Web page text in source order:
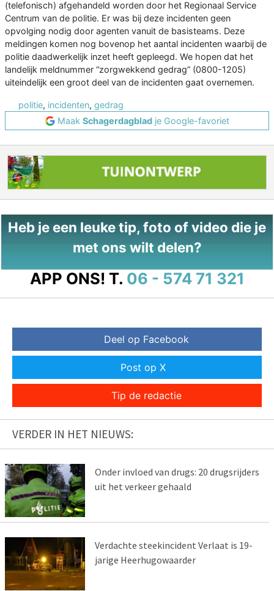
(telefonisch) afgehandeld worden door het Regionaal Service
Centrum van de politie. Er was bij deze incidenten geen
opvolging nodig door agenten vanuit de basisteams. Deze
meldingen komen nog bovenop het aantal incidenten waarbij de
politie daadwerkelijk inzet heeft gepleegd. We hopen dat het
landelijk meldnummer “zorgwekkend gedrag” (0800-1205)
uiteindelijk een groot deel van de incidenten gaat overnemen.
politie, incidenten, gedrag
Maak Schagerdagbladje Google-favoriet
Heb je een leuke tip, foto of video die je
met ons wilt delen?
APP ONS! T. 06 - 574 71 321
Deel op Facebook
Post op X
Tip de redactie
VERDER IN HET NIEUWS:
Onder invloed van drugs: 20 drugsrijders
uit het verkeer gehaald
Verdachte steekincident Verlaat is 19-
jarige Heerhugowaarder